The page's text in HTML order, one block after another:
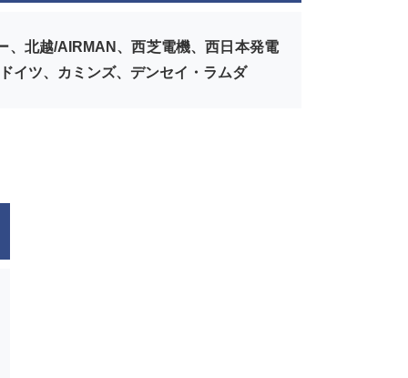
、北越/AIRMAN、西芝電機、西日本発電
イツ、カミンズ、デンセイ・ラムダ